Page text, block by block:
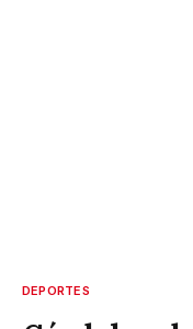
DEPORTES